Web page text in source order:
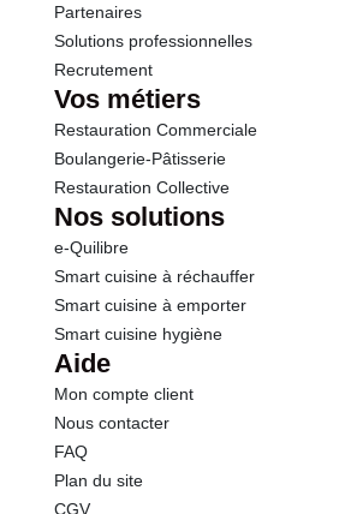
Calcium
Partenaires
Solutions professionnelles
Recrutement
Vos métiers
Restauration Commerciale
Boulangerie-Pâtisserie
Restauration Collective
Nos solutions
e-Quilibre
Smart cuisine à réchauffer
Smart cuisine à emporter
Smart cuisine hygiène
Aide
Mon compte client
Nous contacter
FAQ
Plan du site
CGV